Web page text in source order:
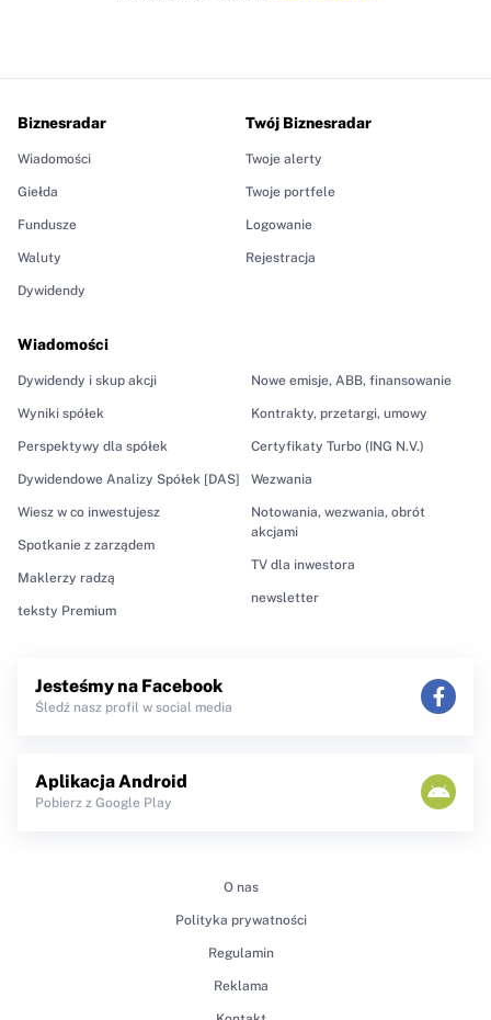
Biznesradar
Wiadomości
Giełda
Fundusze
Waluty
Dywidendy
Wiadomości
Dywidendy i skup akcji
Wyniki spółek
Perspektywy dla spółek
Dywidendowe Analizy Spółek [DAS]
Wiesz w co inwestujesz
Spotkanie z zarządem
Maklerzy radzą
teksty Premium
Nowe emisje, ABB, finansowanie
Kontrakty, przetargi, umowy
Certyfikaty Turbo (ING N.V.)
Wezwania
Notowania, wezwania, obrót
akcjami
TV dla inwestora
newsletter
Twój Biznesradar
Twoje alerty
Twoje portfele
Logowanie
Rejestracja
Jesteśmy na Facebook
Śledź nasz profil w social media
Aplikacja Android
Pobierz z Google Play
O nas
Polityka prywatności
Regulamin
Reklama